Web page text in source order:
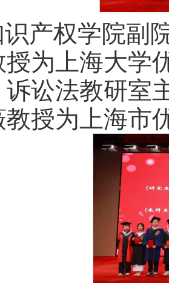
产权学院副
授为上海大学
诉讼法教研室
教授为上海市